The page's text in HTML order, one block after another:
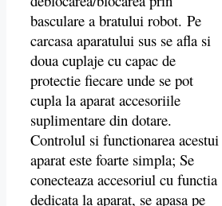
basculare a bratului robot. Pe
carcasa aparatului sus se afla si
doua cuplaje cu capac de
protectie fiecare unde se pot
cupla la aparat accesoriile
suplimentare din dotare.
Controlul si functionarea acestui
aparat este foarte simpla; Se
conecteaza accesoriul cu functia
dedicata la aparat, se apasa pe